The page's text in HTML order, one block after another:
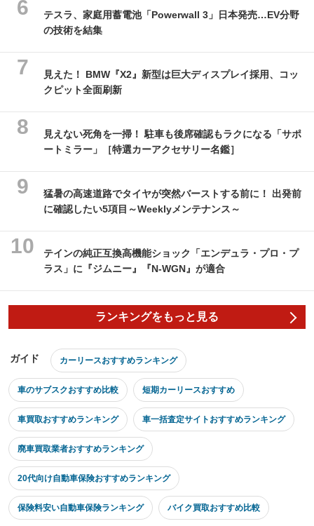
テスラ、家庭用蓄電池「Powerwall 3」日本発売…EV分野
の技術を結集
見えた！ BMW『X2』新型は巨大ディスプレイ採用、コッ
クピット全面刷新
見えない死角を一掃！ 駐車も後席確認もラクになる「サポ
ートミラー」［特選カーアクセサリー名鑑］
猛暑の高速道路でタイヤが突然バーストする前に！ 出発前
に確認したい5項目～Weeklyメンテナンス～
テインの純正互換高機能ショック「エンデュラ・プロ・プ
ラス」に『ジムニー』『N-WGN』が適合
ランキングをもっと見る
ガイド カーリースおすすめランキング
車のサブスクおすすめ比較 短期カーリースおすすめ
車買取おすすめランキング 車一括査定サイトおすすめランキング
廃車買取業者おすすめランキング
20代向け自動車保険おすすめランキング
保険料安い自動車保険ランキング バイク買取おすすめ比較